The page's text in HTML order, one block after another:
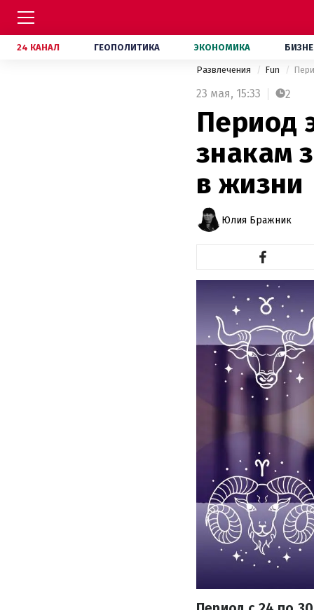
24 КАНАЛ ГЕОПОЛИТИКА ЭКОНОМИКА
Развлечения Fun
23 мая, 15:33 2
Период
знакам
в жизни
Юлия Бражник